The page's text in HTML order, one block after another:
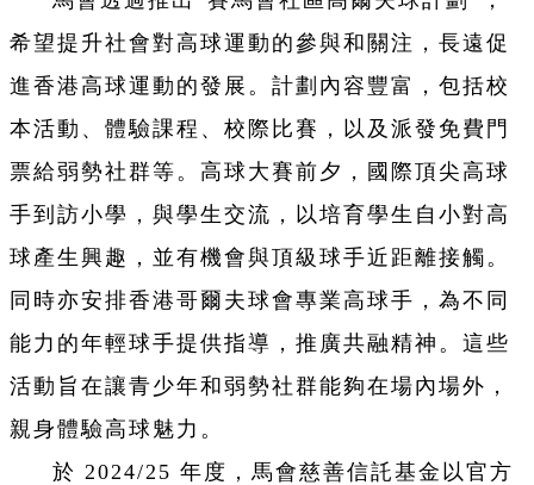
希望提升社會對高球運動的參與和關注，長遠促
進香港高球運動的發展。計劃內容豐富，包括校
本活動、體驗課程、校際比賽，以及派發免費門
票給弱勢社群等。高球大賽前夕，國際頂尖高球
手到訪小學，與學生交流，以培育學生自小對高
球產生興趣，並有機會與頂級球手近距離接觸。
同時亦安排香港哥爾夫球會專業高球手，為不同
能力的年輕球手提供指導，推廣共融精神。這些
活動旨在讓青少年和弱勢社群能夠在場內場外，
親身體驗高球魅力。
於 2024/25 年度，馬會慈善信託基金以官方